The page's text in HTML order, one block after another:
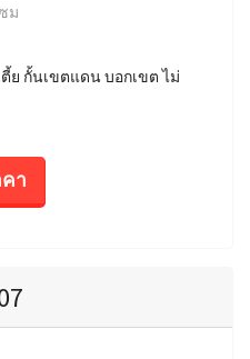
ม
ย กั้นเขตแดน บอกเขต ไม่
า